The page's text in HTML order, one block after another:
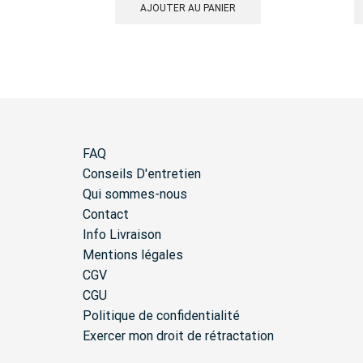
AJOUTER AU PANIER
FAQ
Conseils D'entretien
Qui sommes-nous
Contact
Info Livraison
Mentions légales
CGV
CGU
Politique de confidentialité
Exercer mon droit de rétractation